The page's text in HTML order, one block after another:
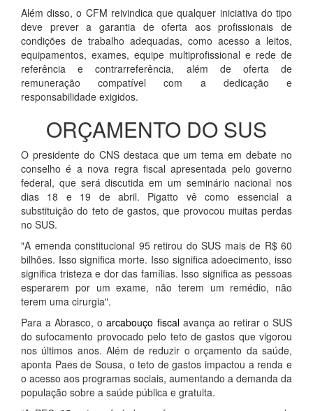
Além disso, o CFM reivindica que qualquer iniciativa do tipo
deve prever a garantia de oferta aos profissionais de
condições de trabalho adequadas, como acesso a leitos,
equipamentos, exames, equipe multiprofissional e rede de
referência e contrarreferência, além de oferta de
remuneração compatível com a dedicação e
responsabilidade exigidos.
ORÇAMENTO DO SUS
O presidente do CNS destaca que um tema em debate no
conselho é a nova regra fiscal apresentada pelo governo
federal, que será discutida em um seminário nacional nos
dias 18 e 19 de abril. Pigatto vê como essencial a
substituição do teto de gastos, que provocou muitas perdas
no SUS.
"A emenda constitucional 95 retirou do SUS mais de R$ 60
bilhões. Isso significa morte. Isso significa adoecimento, isso
significa tristeza e dor das famílias. Isso significa as pessoas
esperarem por um exame, não terem um remédio, não
terem uma cirurgia".
Para a Abrasco, oarcabouço fiscalavança ao retirar o SUS
do sufocamento provocado pelo teto de gastos que vigorou
nos últimos anos. Além de reduzir o orçamento da saúde,
aponta Paes de Sousa, o teto de gastos impactou a renda e
o acesso aos programas sociais, aumentando a demanda da
população sobre a saúde pública e gratuita.